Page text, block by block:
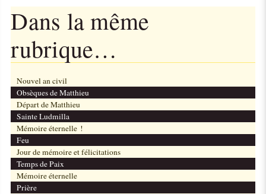
Dans la même
rubrique…
Nouvel an civil
Obsèques de Matthieu
Départ de Matthieu
Sainte Ludmilla
Mémoire éternelle !
Feu
Jour de mémoire et félicitations
Temps de Paix
Mémoire éternelle
Prière